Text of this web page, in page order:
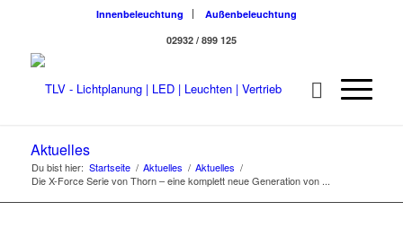
Innenbeleuchtung
Außenbeleuchtung
02932 / 899 125
Aktuelles
Du bist hier: Startseite / Aktuelles / Aktuelles /
Die X-Force Serie von Thorn – eine komplett neue Generation von ...